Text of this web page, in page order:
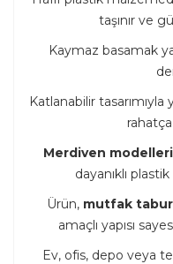
taşınır ve
Kaymaz basamak
Katlanabilir tasarımıyla
Merdiven modelleri
dayanıklı
Ürün, mutfak
amaçlı yapısı
Ev, ofis, depo veya